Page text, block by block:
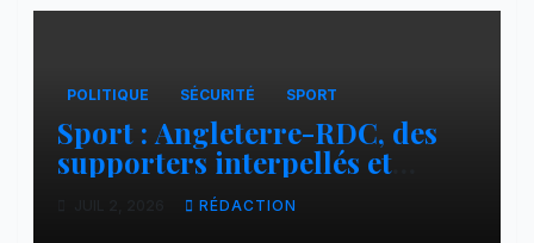
POLITIQUE SÉCURITÉ SPORT
Sport : Angleterre-RDC, des
supporters interpellés et
d’autres conduits vers des
lieux inconnus à Goma
RÉDACTION